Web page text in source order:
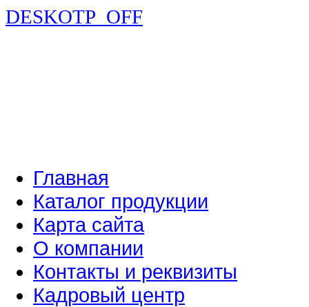
DESKOTP_OFF
Главная
Каталог продукции
Карта сайта
О компании
Контакты и реквизиты
Кадровый центр